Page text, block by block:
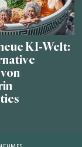
KI-Welt: